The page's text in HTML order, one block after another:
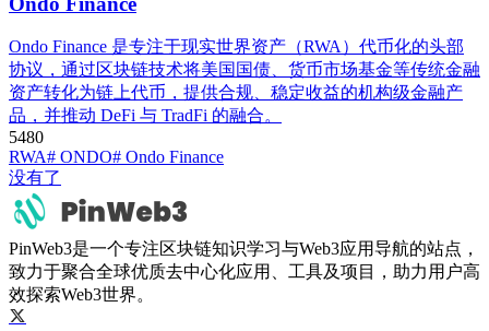
Ondo Finance 是专注于现实世界资产（RWA）代币化的头部
协议，通过区块链技术将美国国债、货币市场基金等传统金融
资产转化为链上代币，提供合规、稳定收益的机构级金融产
品，并推动 DeFi 与 TradFi 的融合。
5480
RWA# ONDO# Ondo Finance
没有了
PinWeb3是一个专注区块链知识学习与Web3应用导航的站点，
致力于聚合全球优质去中心化应用、工具及项目，助力用户高
效探索Web3世界。